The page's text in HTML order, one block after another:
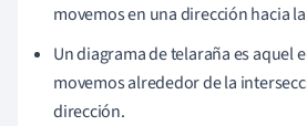
movemos en una dirección hacia
Un diagrama de telaraña es aquel
movemos alrededor de la
dirección.